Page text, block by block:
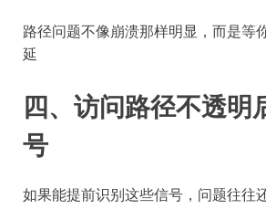
路径问题不像崩溃那样明显，而是等
延
四、访问路径不透明
号
如果能提前识别这些信号，问题往往